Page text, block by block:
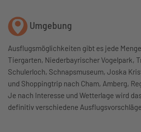
Umgebung
Ausflugsmöglichkeiten gibt es jede
Tiergarten, Niederbayrischer Vogelpark,
Schulerloch, Schnapsmuseum, Joska
und Shoppingtrip nach Cham, Amberg,
Je nach Interesse und Wetterlage wird
definitiv verschiedene